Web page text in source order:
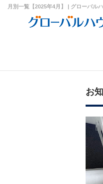
月別一覧【2025年4月】 | グローバル
お